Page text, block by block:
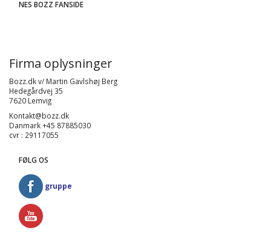
NES BOZZ FANSIDE
Firma oplysninger
Bozz.dk v/ Martin Gavlshøj Berg
Hedegårdvej 35
7620 Lemvig
Kontakt@bozz.dk
Danmark +45 87885030
cvr : 29117055
FØLG OS
gruppe